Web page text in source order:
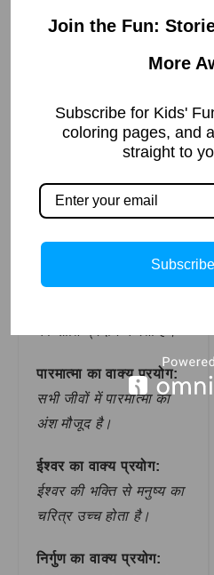
समझाएंगे, जिससे आपको
इनका सही उपयोग करना
ब्रह्म और
पर्यायवाची
शब्दों का वाक्य
प्रयोग:
ब्रह्म का वाक्य प्रयोग:
पारमात्मा का वाक्य प्रयोग:
सभी जीवों में पारमात्मा का
अंश मौजूद है।
ईश्वर का वाक्य प्रयोग:
ईश्वर की भक्ति से मनुष्य का
चरित्र उच्च होता है।
निर्गुण का वाक्य प्रयोग:
Join the Fun:
More
Subscribe for Kids'
coloring pages, and
straight to